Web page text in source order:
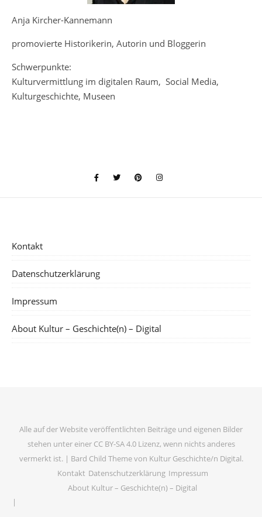
Anja Kircher-Kannemann
promovierte Historikerin, Autorin und Bloggerin
Schwerpunkte:
Kulturvermittlung im digitalen Raum, Social Media,
Kulturgeschichte, Museen
Kontakt
Datenschutzerklärung
Impressum
About Kultur – Geschichte(n) – Digital
Alle auf der Website veröffentlichten Beiträge und eigenen Bilder
stehen unter einer CC BY-SA 4.0 Lizenz, wenn nichts anderes
vermerkt ist. | Bard Child Theme von Kultur Geschichte/n Digital.
Kontakt Datenschutzerklärung Impressum
About Kultur – Geschichte(n) – Digital